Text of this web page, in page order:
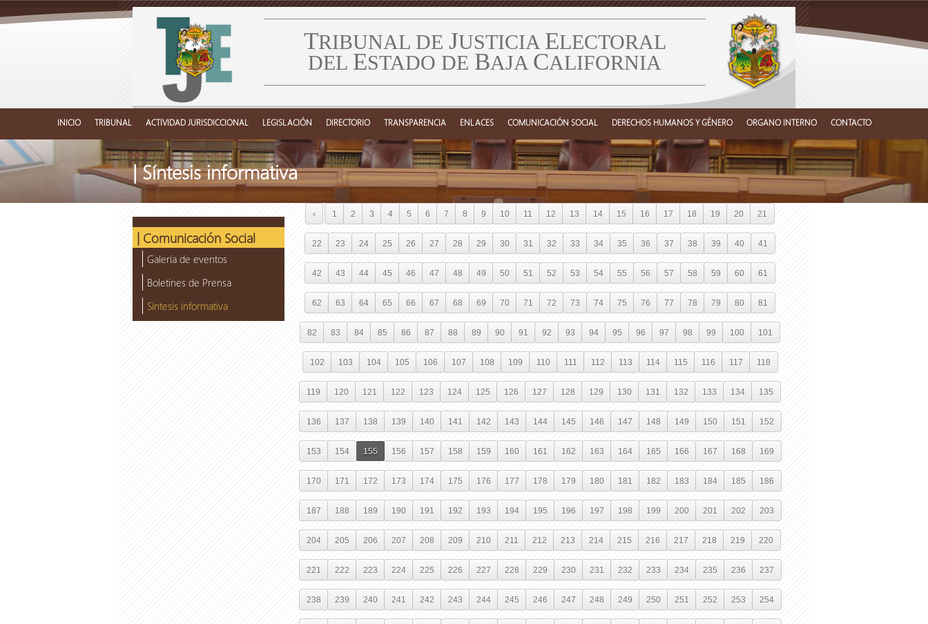
TRIBUNAL DE JUSTICIA ELECTORAL
DEL ESTADO DE BAJA CALIFORNIA
INICIO TRIBUNAL ACTIVIDAD JURISDICCIONAL LEGISLACIÓN DIRECTORIO TRANSPARENCIA ENLACES COMUNICACIÓN SOCIAL DERECHOS HUMANOS Y GÉNERO ORGANO INTERNO CONTACTO
| Síntesis informativa
| Comunicación Social
Galería de eventos
Boletines de Prensa
Síntesis informativa
‹ 1 2 3 4 5 6 7 8 9 10 11 12 13 14 15 16 17 18 19 20 21
22 23 24 25 26 27 28 29 30 31 32 33 34 35 36 37 38 39 40 41
42 43 44 45 46 47 48 49 50 51 52 53 54 55 56 57 58 59 60 61
62 63 64 65 66 67 68 69 70 71 72 73 74 75 76 77 78 79 80 81
82 83 84 85 86 87 88 89 90 91 92 93 94 95 96 97 98 99 100 101
102 103 104 105 106 107 108 109 110 111 112 113 114 115 116 117 118
119 120 121 122 123 124 125 126 127 128 129 130 131 132 133 134 135
136 137 138 139 140 141 142 143 144 145 146 147 148 149 150 151 152
153 154 155 156 157 158 159 160 161 162 163 164 165 166 167 168 169
170 171 172 173 174 175 176 177 178 179 180 181 182 183 184 185 186
187 188 189 190 191 192 193 194 195 196 197 198 199 200 201 202 203
204 205 206 207 208 209 210 211 212 213 214 215 216 217 218 219 220
221 222 223 224 225 226 227 228 229 230 231 232 233 234 235 236 237
238 239 240 241 242 243 244 245 246 247 248 249 250 251 252 253 254